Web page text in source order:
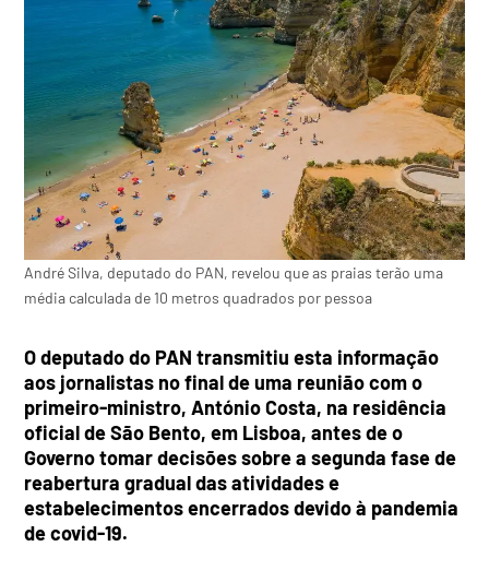
André Silva, deputado do PAN, revelou que as praias terão uma
média calculada de 10 metros quadrados por pessoa
O deputado do PAN transmitiu esta informação
aos jornalistas no final de uma reunião com o
primeiro-ministro, António Costa, na residência
oficial de São Bento, em Lisboa, antes de o
Governo tomar decisões sobre a segunda fase de
reabertura gradual das atividades e
estabelecimentos encerrados devido à pandemia
de covid-19.